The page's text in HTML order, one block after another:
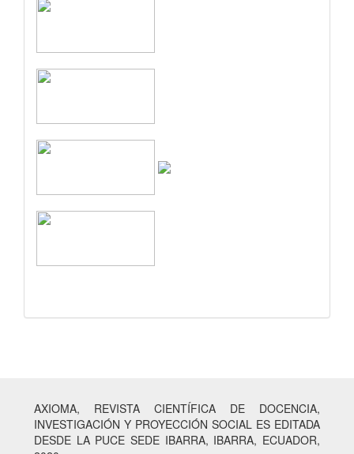
AXIOMA, REVISTA CIENTÍFICA DE DOCENCIA,
INVESTIGACIÓN Y PROYECCIÓN SOCIAL ES EDITADA
DESDE LA PUCE SEDE IBARRA, IBARRA, ECUADOR,